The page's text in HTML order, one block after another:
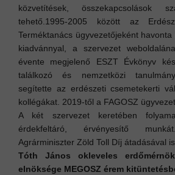
közvetítések, összekapcsolások
tehető. 1995-2005 között az
Terméktanács ügyvezetőjeként
kiadvánnyal, a szervezet
évente megjelenő ESZT Évkönyv
találkozó és nemzetközi
segítette az erdészeti csemetekerti
kollégákat. 2019-től a FAGOSZ
A két szervezet keretében
érdekfeltáró, érvényesítő
Agrárminiszter Zöld Toll Díj átadásával
Tóth János okleveles
elnöksége MEGOSZ érem